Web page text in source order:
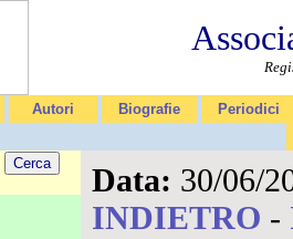
Autori Biografie Periodici
Data: 30/06/
INDIETRO -